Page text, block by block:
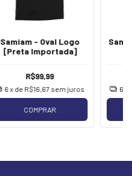
Samiam - Oval Logo
[Preta Importada]
R$99,99
6 x de R$16,67 sem juros
COMPRAR
6